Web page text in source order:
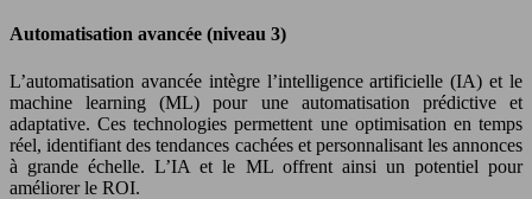
Automatisation avancée (niveau 3)
L’automatisation avancée intègre l’intelligence artificielle (IA) et le
machine learning (ML) pour une automatisation prédictive et
adaptative. Ces technologies permettent une optimisation en temps
réel, identifiant des tendances cachées et personnalisant les annonces
à grande échelle. L’IA et le ML offrent ainsi un potentiel pour
améliorer le ROI.